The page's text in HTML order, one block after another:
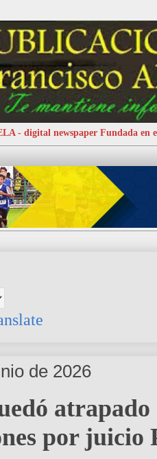
- digital newspaper Fundada en
de 2026
atrapado
por juicio